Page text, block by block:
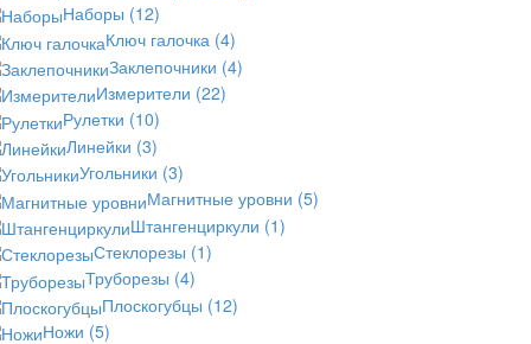
Наборы (12)
Ключ галочка (4)
Заклепочники (4)
Измерители (22)
Рулетки (10)
Линейки (3)
Угольники (3)
Магнитные уровни (5)
Штангенциркули (1)
Стеклорезы (1)
Труборезы (4)
Плоскогубцы (12)
Ножи (5)